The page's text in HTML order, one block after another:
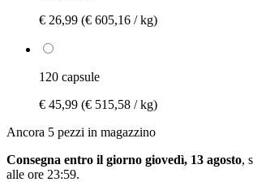
€ 26,99 (€ 605,16 / kg)
120 capsule
€ 45,99 (€ 515,58 / kg)
Ancora 5 pezzi in magazzino
Consegna entro il giorno giovedì, 13 agosto,
alle ore 23:59.